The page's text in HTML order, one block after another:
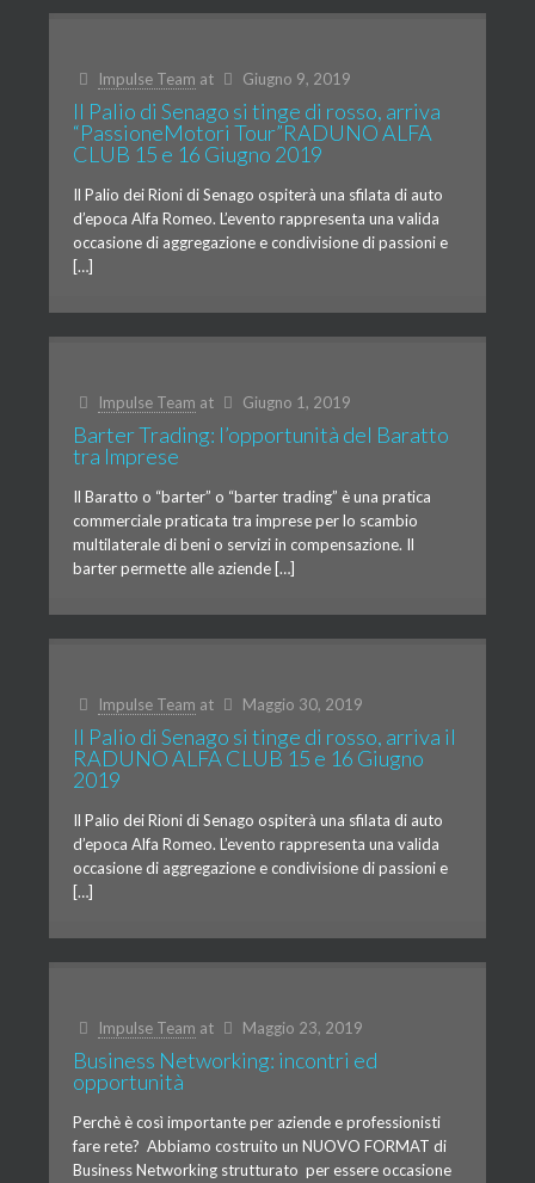
Impulse Team at Giugno 9, 2019
Il Palio di Senago si tinge di rosso, arriva
“PassioneMotori Tour”RADUNO ALFA
CLUB 15 e 16 Giugno 2019
Il Palio dei Rioni di Senago ospiterà una sfilata di auto
d’epoca Alfa Romeo. L’evento rappresenta una valida
occasione di aggregazione e condivisione di passioni e
[…]
Impulse Team at Giugno 1, 2019
Barter Trading: l’opportunità del Baratto
tra Imprese
Il Baratto o “barter” o “barter trading” è una pratica
commerciale praticata tra imprese per lo scambio
multilaterale di beni o servizi in compensazione. Il
barter permette alle aziende […]
Impulse Team at Maggio 30, 2019
Il Palio di Senago si tinge di rosso, arriva il
RADUNO ALFA CLUB 15 e 16 Giugno
2019
Il Palio dei Rioni di Senago ospiterà una sfilata di auto
d’epoca Alfa Romeo. L’evento rappresenta una valida
occasione di aggregazione e condivisione di passioni e
[…]
Impulse Team at Maggio 23, 2019
Business Networking: incontri ed
opportunità
Perchè è così importante per aziende e professionisti
fare rete? Abbiamo costruito un NUOVO FORMAT di
Business Networking strutturato per essere occasione